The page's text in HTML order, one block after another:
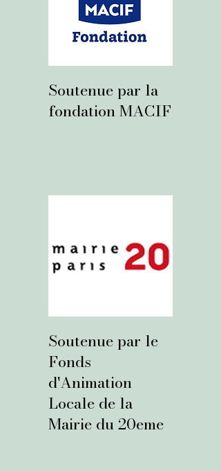
Soutenue par la
fondation MACIF
Soutenue par le
Fonds
d'Animation
Locale de la
Mairie du 20eme